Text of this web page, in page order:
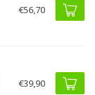
€56,70
€39,90